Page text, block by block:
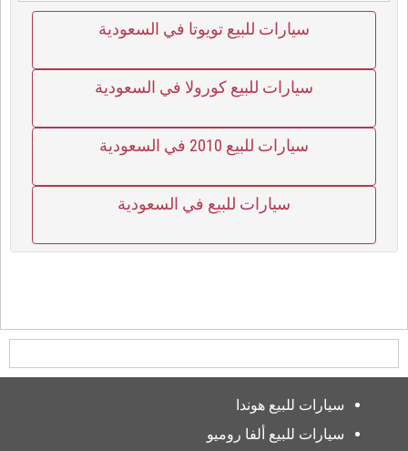
سيارات للبيع تويوتا في السعودية
سيارات للبيع كورولا في السعودية
سيارات للبيع 2010 في السعودية
سيارات للبيع في السعودية
سيارات للبيع هوندا
سيارات للبيع ألفا روميو